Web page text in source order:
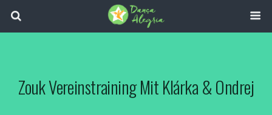
Zouk Vereinstraining Mit Klárka & Ondrej